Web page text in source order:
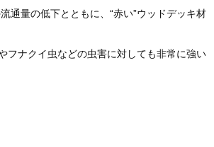
通量の低下とともに、“赤い”ウッドデッキ材
フナクイ虫などの虫害に対しても非常に強い